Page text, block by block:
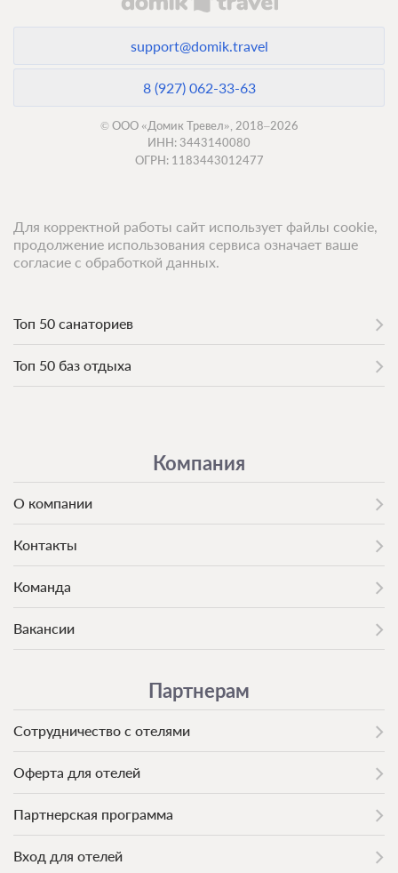
support@domik.travel
8 (927) 062-33-63
© ООО «Домик Тревел», 2018–2026
ИНН: 3443140080
ОГРН: 1183443012477
Топ 50 санаториев
Топ 50 баз отдыха
Компания
О компании
Контакты
Команда
Вакансии
Партнерам
Сотрудничество с отелями
Оферта для отелей
Партнерская программа
Вход для отелей
Для корректной работы сайт использует файлы cookie,
продолжение использования сервиса означает ваше
согласие с обработкой данных.